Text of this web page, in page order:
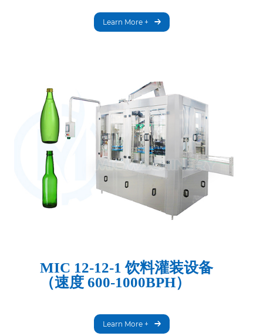
Learn More +
MIC 12-12-1 饮料灌装设备
（速度 600-1000BPH）
Learn More +